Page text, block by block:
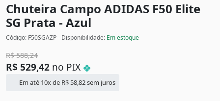
Chuteira Campo ADIDAS F50 Elite
SG Prata - Azul
Código: F50SGAZP - Disponibilidade: Em estoque
R$588,24
R$ 529,42 no PIX
Em até 10x de R$ 58,82sem juros